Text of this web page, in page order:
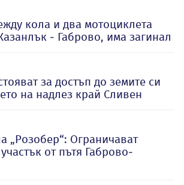
кола и два мотоциклета
- Габрово, има загинал
за достъп до земите си
на надлез край Сливен
„Розобер“: Ограничават
от пътя Габрово-